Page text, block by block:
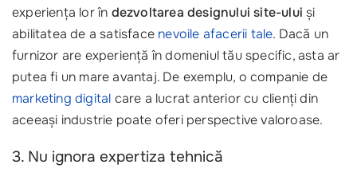
experiența lor în dezvoltarea designului site-ului și
abilitatea de a satisface nevoile afacerii tale. Dacă un
furnizor are experiență în domeniul tău specific, asta ar
putea fi un mare avantaj. De exemplu, o companie de
marketing digital care a lucrat anterior cu clienți din
aceeași industrie poate oferi perspective valoroase.
3. Nu ignora expertiza tehnică